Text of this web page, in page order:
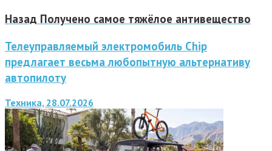
Назад Получено самое тяжёлое антивещество
Телеуправляемый электромобиль Chip
предлагает весьма любопытную альтернативу
автопилоту
Техника, 28.07.2026